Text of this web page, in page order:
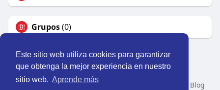
Este sitio web utiliza cookies para garantizar
que obtenga la mejor experiencia en nuestro
sitio web. Aprende más
Grupos(0)
© 2026 Perú Activo
Inicio
Nosotros Contacto
Blog